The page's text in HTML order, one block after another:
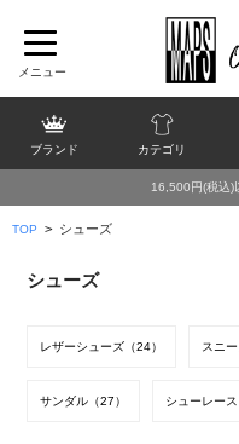
ブランド カテゴリ
16,500円(税込)
TOP > シューズ
シューズ
レザーシューズ（24） スニー
サンダル（27） シューレー